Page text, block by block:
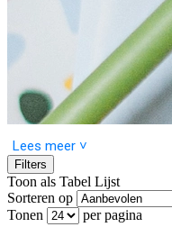
Pak je cadeautje voor Pasen
materialen van Kassaplan.
Lees meer ˅
Filters
Toon als Tabel Lijst
Sorteren op
Tonen
per pagina